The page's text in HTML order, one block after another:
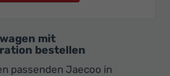
mit
bestellen
passenden Jaecoo in